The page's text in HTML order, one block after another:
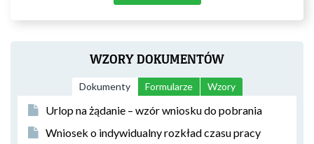
WZORY DOKUMENTÓW
Dokumenty Formularze Wzory
Urlop na żądanie – wzór wniosku do pobrania
Wniosek o indywidualny rozkład czasu pracy